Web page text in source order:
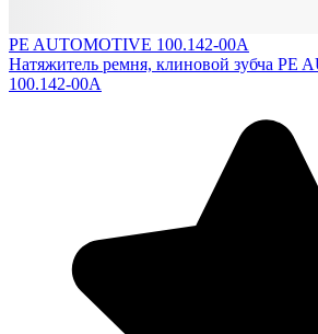
PE AUTOMOTIVE 100.142-00A
Натяжитель ремня, клиновой зубча PE
100.142-00A